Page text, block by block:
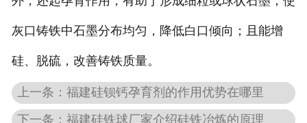
灰口铸铁中石墨分布均匀，降低白口倾向；且能增
硅、脱硫，改善铸铁质量。
上一条：福建硅钡钙孕育剂的作用优势在哪里
下一条：福建硅铁球厂家介绍硅铁冶炼的原理